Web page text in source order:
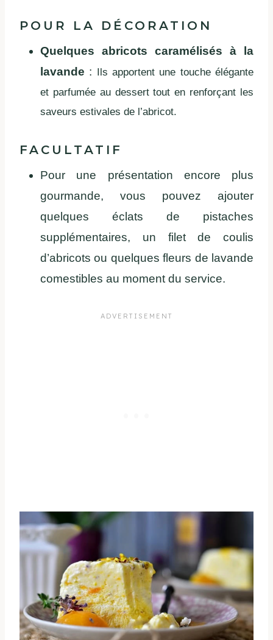
POUR LA DÉCORATION
Quelques abricots caramélisés à la
lavande : Ils apportent une touche élégante
et parfumée au dessert tout en renforçant les
saveurs estivales de l’abricot.
FACULTATIF
Pour une présentation encore plus
gourmande, vous pouvez ajouter
quelques éclats de pistaches
supplémentaires, un filet de coulis
d’abricots ou quelques fleurs de lavande
comestibles au moment du service.